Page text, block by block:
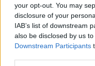
your opt-out. You may
disclosure of your
IAB’s list of downstream
also be disclosed by us
Downstream Participants
Öntörvények
kritika a
mtklub.hu•2008. június 03.